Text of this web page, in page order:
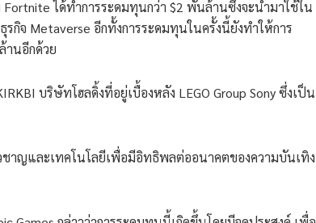
Fortnite ได้ทำการระดมทุนกว่า $2 พันล้านซึ่งจะนำมาใช้ใน
กิจ Metaverse อีกทั้งการระดมทุนในครั้งนี้ยังทำให้การ
านอีกด้วย
บริษัทโฮลดิ้งที่อยู่เบื้องหลัง LEGO Group Sony ซึ่งเป็น
าญและเทคโนโลยีเพื่อมีอิทธิพลต่ออนาคตของความบันเทิง